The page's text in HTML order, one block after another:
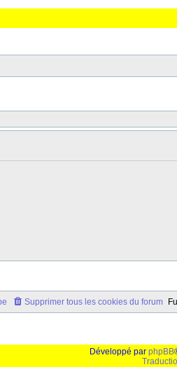
Supprimer tous les cookies du forum
Développé par phpBB